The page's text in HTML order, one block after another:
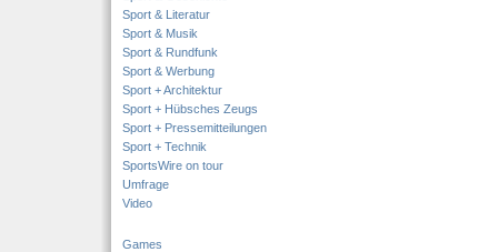
Sport & Literatur
Sport & Musik
Sport & Rundfunk
Sport & Werbung
Sport + Architektur
Sport + Hübsches Zeugs
Sport + Pressemitteilungen
Sport + Technik
SportsWire on tour
Umfrage
Video
Games